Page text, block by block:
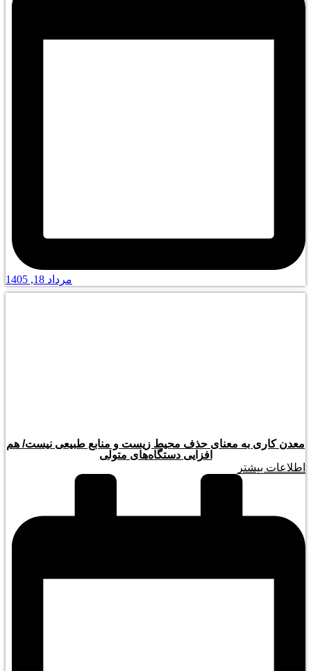
مرداد 18, 1405
معدن کاری به معنای حذف محیط زیست و منابع طبیعی نیست/ هم
افزایی دستگاه‌های متولی
اطلاعات بیشتر